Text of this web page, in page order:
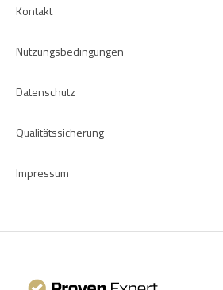
Kontakt
Nutzungsbedingungen
Datenschutz
Qualitätssicherung
Impressum